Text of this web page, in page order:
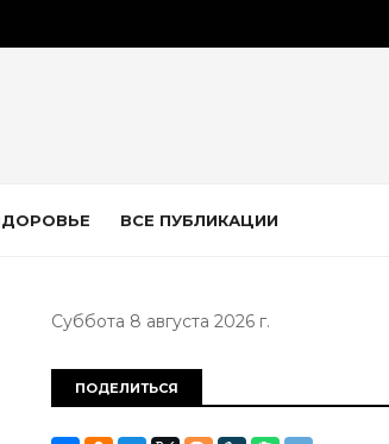
ВСЕ ПУБЛИКАЦИИ
Суббота 8 августа 2026 г.
ПОДЕЛИТЬСЯ